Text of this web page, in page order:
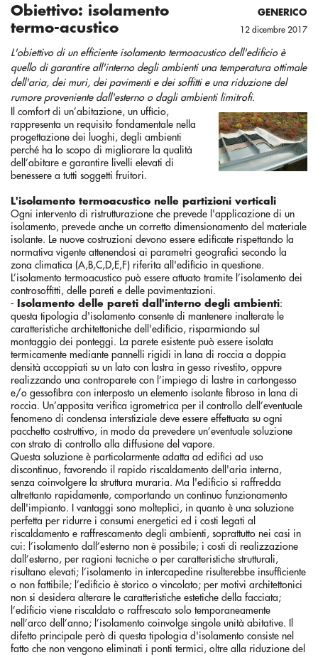
GENERICO
12 dicembre 2017
Obiettivo: isolamento
termo-acustico
L'obiettivo di un efficiente isolamento termoacustico dell'edificio è
quello di garantire all'interno degli ambienti una temperatura ottimale
dell'aria, dei muri, dei pavimenti e dei soffitti e una riduzione del
rumore proveniente dall'esterno o dagli ambienti limitrofi.
Il comfort di un’abitazione, un ufficio,
rappresenta un requisito fondamentale nella
progettazione dei luoghi, degli ambienti
perché ha lo scopo di migliorare la qualità
dell’abitare e garantire livelli elevati di
benessere a tutti soggetti fruitori.
L'isolamento termoacustico nelle partizioni verticali
Ogni intervento di ristrutturazione che prevede l'applicazione di un
isolamento, prevede anche un corretto dimensionamento del materiale
isolante. Le nuove costruzioni devono essere edificate rispettando la
normativa vigente attenendosi ai parametri geografici secondo la
zona climatica (A,B,C,D,E,F) riferita all'edificio in questione.
L’isolamento termoacustico può essere attuato tramite l’isolamento dei
controsoffitti, delle pareti e delle pavimentazioni.
-
Isolamento delle pareti dall'interno degli ambienti:
questa tipologia d'isolamento consente di mantenere inalterate le
caratteristiche architettoniche dell'edificio, risparmiando sul
montaggio dei ponteggi. La parete esistente può essere isolata
termicamente mediante pannelli rigidi in lana di roccia a doppia
densità accoppiati su un lato con lastra in gesso rivestito, oppure
realizzando una controparete con l’impiego di lastre in cartongesso
e/o gessofibra con interposto un elemento isolante fibroso in lana di
roccia. Un’apposita verifica igrometrica per il controllo dell’eventuale
fenomeno di condensa interstiziale deve essere effettuata su ogni
pacchetto costruttivo, in modo da prevedere un’eventuale soluzione
con strato di controllo alla diffusione del vapore.
Questa soluzione è particolarmente adatta ad edifici ad uso
discontinuo, favorendo il rapido riscaldamento dell'aria interna,
senza coinvolgere la struttura muraria. Ma l'edificio si raffredda
altrettanto rapidamente, comportando un continuo funzionamento
dell'impianto. I vantaggi sono molteplici, in quanto è una soluzione
perfetta per ridurre i consumi energetici ed i costi legati al
riscaldamento e raffrescamento degli ambienti, soprattutto nei casi in
cui: l’isolamento dall’esterno non è possibile; i costi di realizzazione
dall’esterno, per ragioni tecniche o per caratteristiche strutturali,
risultano elevati; l’isolamento in intercapedine risulterebbe insufficiente
o non fattibile; l’edificio è storico o vincolato; per motivi architettonici
non si desidera alterare le caratteristiche estetiche della facciata;
l’edificio viene riscaldato o raffrescato solo temporaneamente
nell’arco dell’anno; l’isolamento coinvolge singole unità abitative. Il
difetto principale però di questa tipologia d'isolamento consiste nel
fatto che non vengono eliminati i ponti termici, oltre alla riduzione del